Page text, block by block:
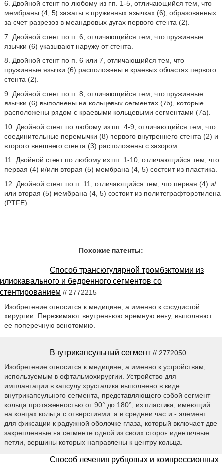
6. Двойной стент по любому из пп. 1-5, отличающийся тем, что
мембраны (4, 5) зажаты в пружинных язычках (6), образованных
за счет разрезов в меандровых дугах первого стента (2).
7. Двойной стент по п. 6, отличающийся тем, что пружинные
язычки (6) указывают наружу от стента.
8. Двойной стент по п. 6 или 7, отличающийся тем, что
пружинные язычки (6) расположены в краевых областях первого
стента (2).
9. Двойной стент по п. 8, отличающийся тем, что пружинные
язычки (6) выполнены на кольцевых сегментах (7b), которые
расположены рядом с краевыми кольцевыми сегментами (7a).
10. Двойной стент по любому из пп. 4-9, отличающийся тем, что
соединительные перемычки (8) первого внутреннего стента (2) и
второго внешнего стента (3) расположены с зазором.
11. Двойной стент по любому из пп. 1-10, отличающийся тем, что
первая (4) и/или вторая (5) мембрана (4, 5) состоит из пластика.
12. Двойной стент по п. 11, отличающийся тем, что первая (4) и/
или вторая (5) мембрана (4, 5) состоит из политетрафторэтилена
(PTFE).
Похожие патенты:
Способ трансюгулярной тромбэктомии из
илиокавального и бедренного сегментов со
стентированием // 2772215
Изобретение относится к медицине, а именно к сосудистой
хирургии. Пережимают внутреннюю яремную вену, выполняют
ее поперечную венотомию.
Внутрикапсульный сегмент // 2772050
Изобретение относится к медицине, а именно к устройствам,
используемым в офтальмохирургии. Устройство для
имплантации в капсулу хрусталика выполнено в виде
внутрикапсульного сегмента, представляющего собой сегмент
кольца протяженностью от 90° до 180°, из пластика, имеющий
на концах кольца с отверстиями, а в средней части - элемент
для фиксации к радужной оболочке глаза, который включает две
закрепленные на сегменте одной из своих сторон идентичные
петли, вершины которых направлены к центру кольца.
Способ лечения рубцовых и компрессионных